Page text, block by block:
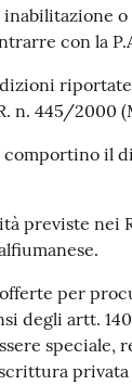
con la
n. 445/2000
comportino il
previste nei
offerte per
degli artt.
speciale,